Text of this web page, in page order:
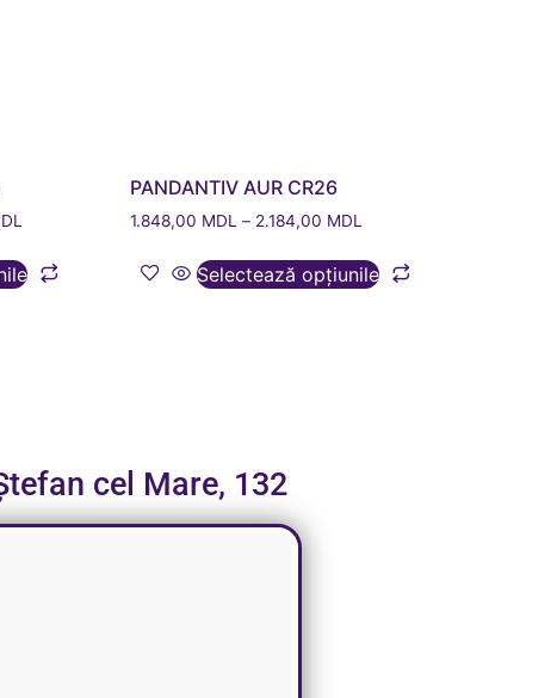
PANDANTIV AUR CR26
1.848,00 MDL – 2.184,00 MDL
Selectează opțiunile
cel Mare, 132